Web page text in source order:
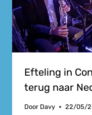
Efteling in
terug naar
Door Davy 22/05/